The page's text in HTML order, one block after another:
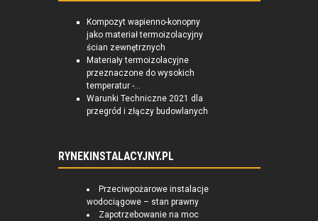
Kompozyt wapienno-konopny
jako materiał termoizolacyjny
ścian zewnętrznych
Materiały termoizolacyjne
przeznaczone do wysokich
temperatur -...
Warunki Techniczne 2021 dla
przegród i złączy budowlanych
RYNEKINSTALACYJNY.PL
Przeciwpożarowe instalacje
wodociągowe – stan prawny
Zapotrzebowanie na moc